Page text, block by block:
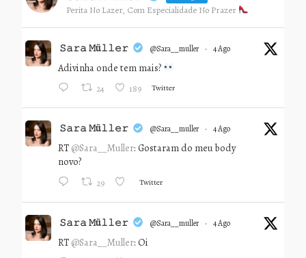
Perita No Lazer, Com Especialidade No Prazer
𝚂𝚊𝚛𝚊 𝙼ü𝚕𝚕𝚎𝚛 @sara__muller · 4 Ago
Adivinha onde tem mais?
24 189 Twitter
𝚂𝚊𝚛𝚊 𝙼ü𝚕𝚕𝚎𝚛 @sara__muller · 4 Ago
RT @Sara__Muller: Gostaram do meu body
novo?
29 Twitter
𝚂𝚊𝚛𝚊 𝙼ü𝚕𝚕𝚎𝚛 @sara__muller · 4 Ago
RT @Sara__Muller: Oi